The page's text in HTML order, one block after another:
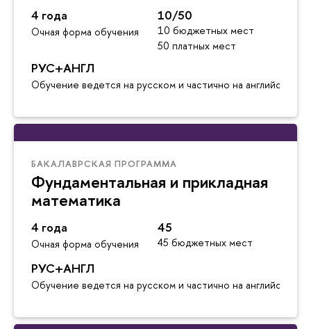
4 года
Очная форма обучения
10/50
10 бюджетных мест
50 платных мест
РУС+АНГЛ
Обучение ведется на русском и частично на английском
БАКАЛАВРСКАЯ ПРОГРАММА
Фундаментальная и прикладная
математика
4 года
Очная форма обучения
45
45 бюджетных мест
РУС+АНГЛ
Обучение ведется на русском и частично на английском